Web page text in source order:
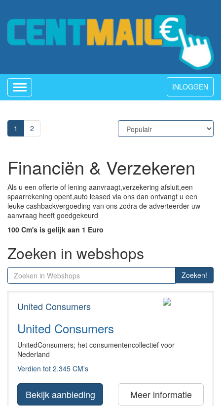
Toggle
navigation
INLOGGEN
1 2
Financiën & Verzekeren
Als u een offerte of lening aanvraagt,verzekering afsluit,een
spaarrekening opent,auto leased via ons dan ontvangt u een
leuke cashbackvergoeding van ons zodra de adverteerder uw
aanvraag heeft goedgekeurd
100 Cm's is gelijk aan 1 Euro
Zoeken in webshops
Zoeken!
United Consumers
United Consumers
UnitedConsumers; het consumentencollectief voor
Nederland
Verdien tot 2.345 CM's
Bekijk aanbieding Meer informatie